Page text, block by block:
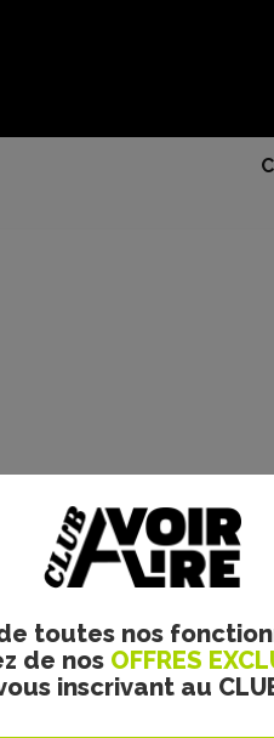
toutes nos
de nos OFFRES
inscrivant au